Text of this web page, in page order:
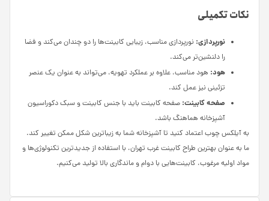
نکات تکمیلی
نورپردازی: نورپردازی مناسب، زیبایی کابینت‌ها را دو چندان می‌کند و فضا
را دلنشین‌تر می‌کند.
هود: هود مناسب، علاوه بر عملکرد تهویه، می‌تواند به عنوان یک عنصر
تزئینی نیز عمل کند.
صفحه کابینت: صفحه کابینت باید با جنس کابینت و سبک دکوراسیون
آشپزخانه هماهنگ باشد.
به آیلکس چوب اعتماد کنید تا آشپزخانه شما به زیباترین شکل ممکن تغییر کند.
ما به عنوان بهترین طراح کابینت غرب تهران، با استفاده از جدیدترین تکنولوژی‌ها و
مواد اولیه مرغوب، کابینت‌هایی با دوام و ماندگاری بالا تولید می‌کنیم.